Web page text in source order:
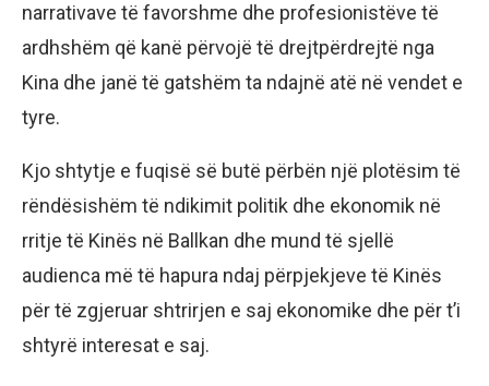
narrativave të favorshme dhe profesionistëve të
ardhshëm që kanë përvojë të drejtpërdrejtë nga
Kina dhe janë të gatshëm ta ndajnë atë në vendet e
tyre.
Kjo shtytje e fuqisë së butë përbën një plotësim të
rëndësishëm të ndikimit politik dhe ekonomik në
rritje të Kinës në Ballkan dhe mund të sjellë
audienca më të hapura ndaj përpjekjeve të Kinës
për të zgjeruar shtrirjen e saj ekonomike dhe për t’i
shtyrë interesat e saj.